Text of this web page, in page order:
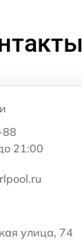
88
21:00
улица, 74